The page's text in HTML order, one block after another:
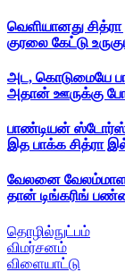
வெளியானது சித்ரா
குரலை கேட்டு
அட, கொடுமையே
அதான் ஊருக்கு
பாண்டியன் ஸ்டோர்ஸ்
இத பாக்க சித்ரா
வேலனை
தான் டிங்கரிங்
தொழில்நுட்பம்
விமர்சனம்
விளையாட்டு